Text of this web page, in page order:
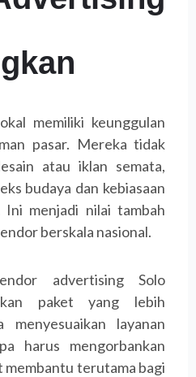
memiliki keunggulan
pasar. Mereka tidak
atau iklan semata,
budaya dan kebiasaan
Ini menjadi nilai tambah
berskala nasional.
advertising Solo
paket yang lebih
layanan
harus mengorbankan
membantu terutama bagi